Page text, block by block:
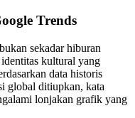
Trends
sekadar hiburan
kultural yang
data historis
global ditiupkan, kata
lonjakan grafik yang